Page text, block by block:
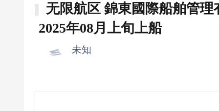
无限航区 錦東國際船舶管
2025年08月上旬上船
未知